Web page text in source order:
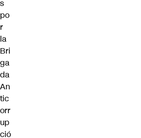
s
po
r
la
Bri
ga
da
An
tic
orr
up
ció